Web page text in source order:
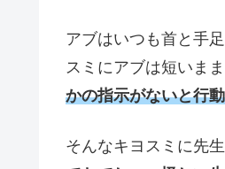
アブはいつも首と手
スミにアブは短いま
かの指示がないと行
そんなキヨスミに先